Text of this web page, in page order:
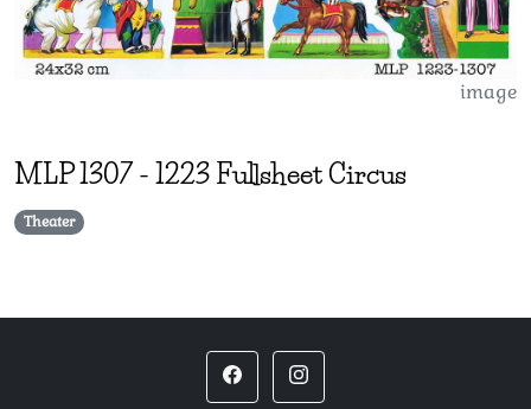
image
MLP1307- 1223 Fullsheet Circus
Theater